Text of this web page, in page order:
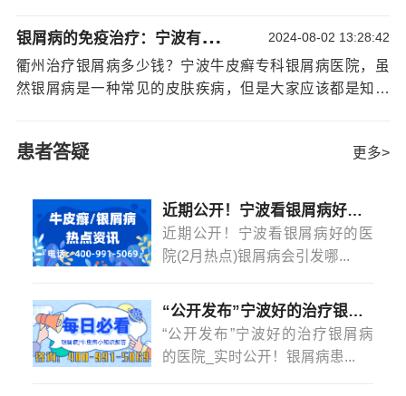
造成自己皮肤的伤害，祝愿所有的牛皮癣患者们可以早日
在患病之后，银屑病患者除了对疾病要做到多认
识多了解，还需要积极主动的配合医生们进行有效的治
能帮助患者们早日实现病情的康复。
疾病，需要及时处理和治疗，银屑病
[详情]
病所造成的危害。所以大家一旦患上这种类型的牛皮癣之
后，就一定要积极的去正规的牛皮癣医院看病。而且患者
在时间的不断努力寻找对付这种疾病的正确方法，治疗方
银
屑病的免疫治疗：宁波有治银屑病的医院吗 2024-08-02 13:28:42
衢州治疗银屑病多少钱？宁波牛皮癣专科银屑病医院，虽
然银屑病是一种常见的皮肤疾病，但是大家应该都是知道
后，就一定要积极的去正规的牛皮癣医院看病。而且患者
法是关键，科学验收疾病康复。医生建议，曾经患有某种
疾病，需要及时处理和治疗，银屑病 [详情]
患者答疑 更多>
近期公开！宁波看银屑病好的医院(2月热点)银屑病会引发哪些并发症？
近期公开！宁波看银屑病好的医
院(2月热点)银屑病会引发哪...
“公开发布”宁波好的治疗银屑病的医院_实时公开！银屑病患者能吃菠萝蜜吗？
“公开发布”宁波好的治疗银屑病
的医院_实时公开！银屑病患...